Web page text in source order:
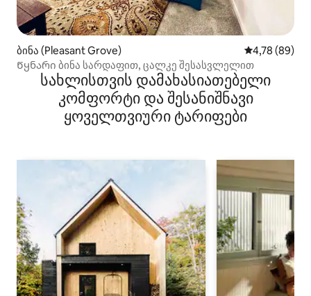
ბინა (Pleasant Grove) საშუალო
4,78 (89)
Წყნარი ბინა სარდაფით, ცალკე შესასვლელით
სახლისთვის დამახასიათებელი
კომფორტი და შესანიშნავი
ყოველთვიური ტარიფები